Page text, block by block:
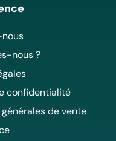
nous ?
confidentialité
de vente